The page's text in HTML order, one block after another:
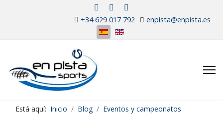
+34 629 017 792 enpista@enpista.es
Está aquí: Inicio Blog
Eventos y campeonatos